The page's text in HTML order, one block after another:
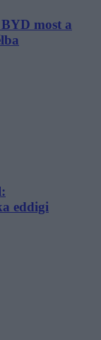
BYD most a
eddigi